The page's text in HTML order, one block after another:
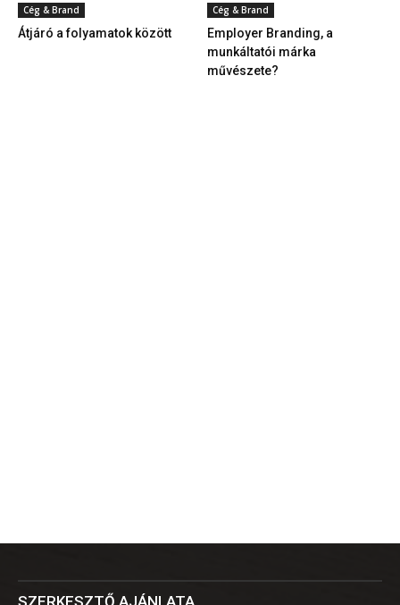
Cég & Brand
Átjáró a folyamatok között
Cég & Brand
Employer Branding, a
munkáltatói márka
művészete?